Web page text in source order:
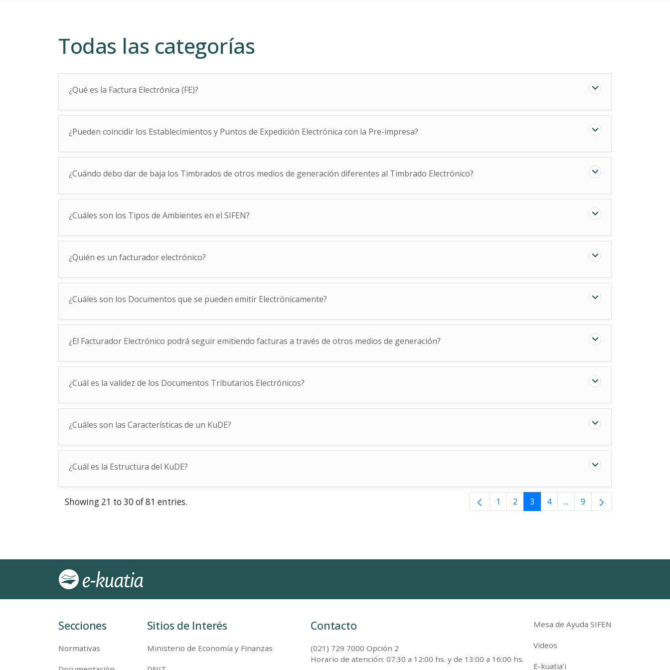
Todas las categorías
¿Qué es la Factura Electrónica (FE)?
¿Pueden coincidir los Establecimientos y Puntos de Expedición Electrónica con la Pre-impresa?
¿Cuándo debo dar de baja los Timbrados de otros medios de generación diferentes al Timbrado Electrónico?
¿Cuáles son los Tipos de Ambientes en el SIFEN?
¿Quién es un facturador electrónico?
¿Cuáles son los Documentos que se pueden emitir Electrónicamente?
¿El Facturador Electrónico podrá seguir emitiendo facturas a través de otros medios de generación?
¿Cuál es la validez de los Documentos Tributarios Electrónicos?
¿Cuáles son las Características de un KuDE?
¿Cuál es la Estructura del KuDE?
Showing 21 to 30 of 81 entries. 1 2 3 4 ...Intermediate Pages Use
9
Secciones
Normativas
Sitios de Interés
Ministerio de Economía y Finanzas
Contacto
(021) 729 7000 Opción 2
Horario de atención: 07:30 a 12:00 hs. y de 13:00 a 16:00 hs.
Mesa de Ayuda SIFEN
Videos
E-kuatia’i